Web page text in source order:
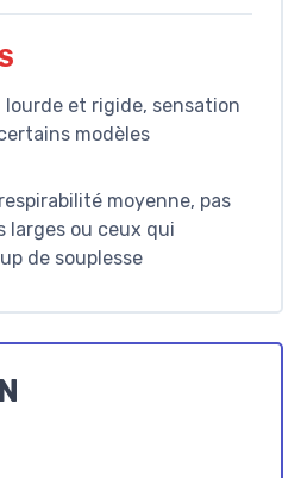
lourde et rigide, sensation
modèles
moyenne, pas
larges ou ceux qui
de souplesse